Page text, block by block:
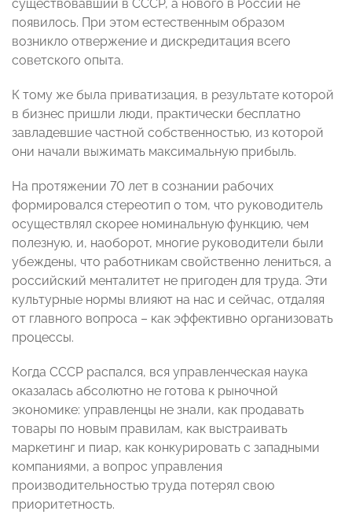
существовавший в СССР, а нового в России не
появилось. При этом естественным образом
возникло отвержение и дискредитация всего
советского опыта.
К тому же была приватизация, в результате которой
в бизнес пришли люди, практически бесплатно
завладевшие частной собственностью, из которой
они начали выжимать максимальную прибыль.
На протяжении 70 лет в сознании рабочих
формировался стереотип о том, что руководитель
осуществлял скорее номинальную функцию, чем
полезную, и, наоборот, многие руководители были
убеждены, что работникам свойственно лениться, а
российский менталитет не пригоден для труда. Эти
культурные нормы влияют на нас и сейчас, отдаляя
от главного вопроса – как эффективно организовать
процессы.
Когда СССР распался, вся управленческая наука
оказалась абсолютно не готова к рыночной
экономике: управленцы не знали, как продавать
товары по новым правилам, как выстраивать
маркетинг и пиар, как конкурировать с западными
компаниями, а вопрос управления
производительностью труда потерял свою
приоритетность.